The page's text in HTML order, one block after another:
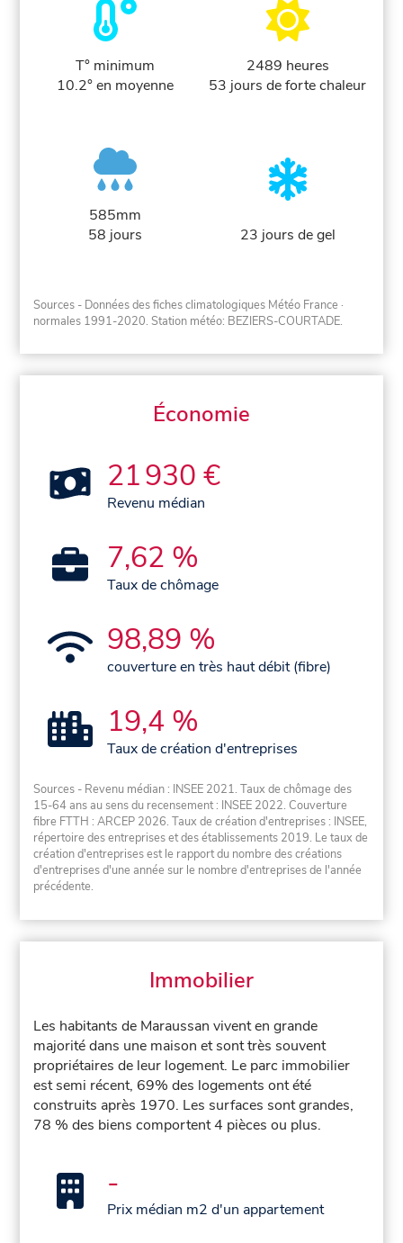
T° minimum
10.2° en moyenne
2489 heures
53 jours de forte chaleur
585mm
58 jours
23 jours de gel
Sources - Données des fiches climatologiques Météo France ·
normales 1991-2020. Station météo: BEZIERS-COURTADE.
Économie
21 930 €
Revenu médian
7,62 %
Taux de chômage
98,89 %
couverture en très haut débit (fibre)
19,4 %
Taux de création d'entreprises
Sources - Revenu médian : INSEE 2021. Taux de chômage des
15-64 ans au sens du recensement : INSEE 2022. Couverture
fibre FTTH : ARCEP 2026. Taux de création d'entreprises : INSEE,
répertoire des entreprises et des établissements 2019. Le taux de
création d'entreprises est le rapport du nombre des créations
d'entreprises d'une année sur le nombre d'entreprises de l'année
précédente.
Immobilier
Les habitants de Maraussan vivent en grande
majorité dans une maison et sont très souvent
propriétaires de leur logement. Le parc immobilier
est semi récent, 69% des logements ont été
construits après 1970. Les surfaces sont grandes,
78 % des biens comportent 4 pièces ou plus.
-
Prix médian m2 d'un appartement